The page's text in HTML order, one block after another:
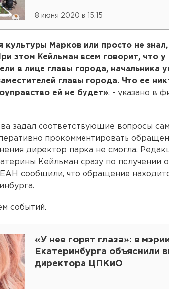
8 июня 2020 в 15:15
культуры Марков или просто не знал,
этом Кейльман всем говорит, что у
в лице главы города, начальника
главы города. Что ее
ей не будет», - указано в
задал соответствующие вопросы
прокомментировать
директор парка не смогла.
Кейльман сразу по получении
сообщили, что обращение
событий.
«У нее горят глаза»: в мэрии
Екатеринбурга объяснили
директора ЦПКиО